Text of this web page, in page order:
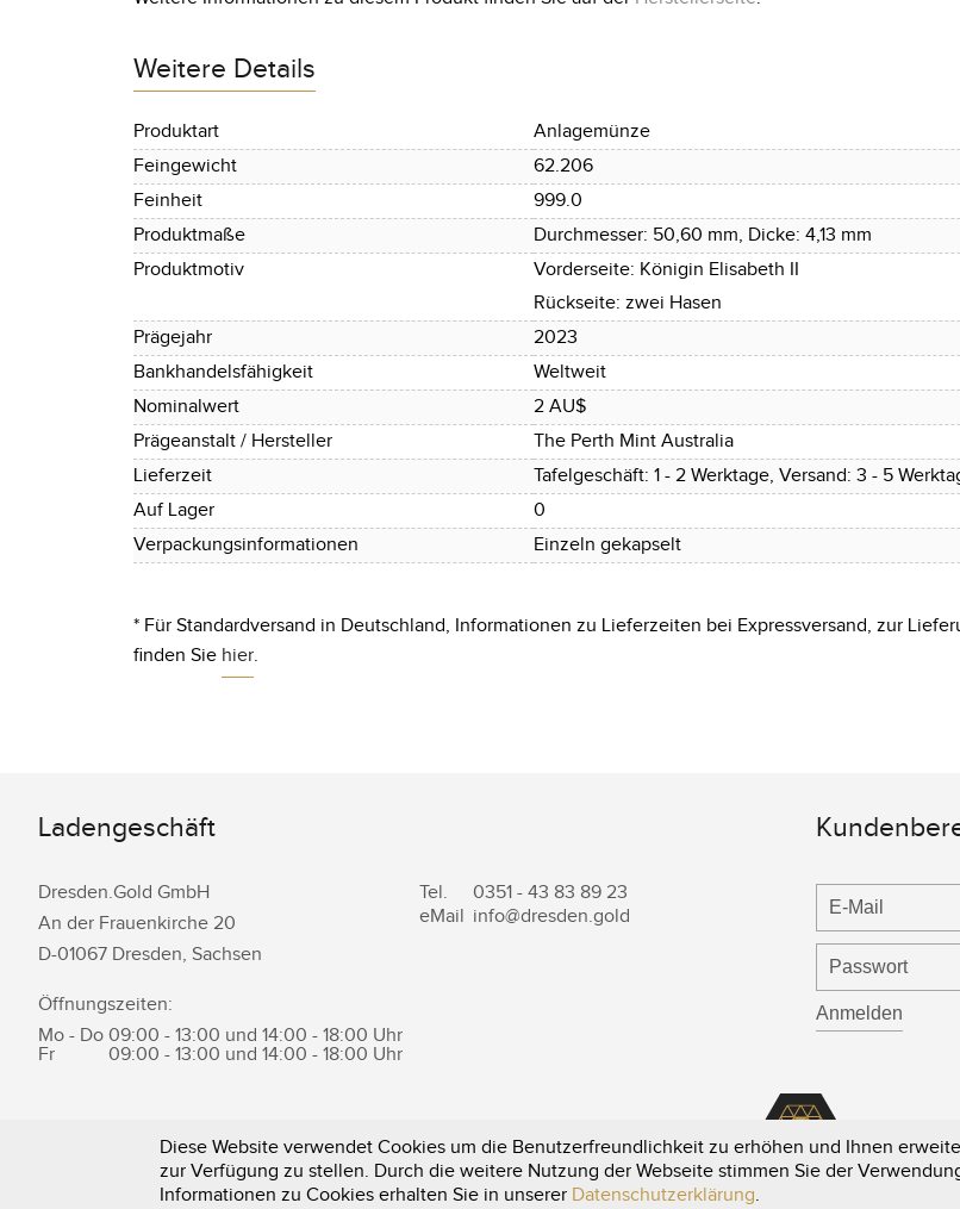
Weitere Details
Produktart
Anlagemünze
Feingewicht
62.206
Feinheit
999.0
Produktmaße
Durchmesser: 50,60 mm, Dicke: 4,13 mm
Produktmotiv
Vorderseite: Königin Elisabeth II
Rückseite: zwei Hasen
Prägejahr
2023
Bankhandelsfähigkeit
Weltweit
Nominalwert
2 AU$
Prägeanstalt / Hersteller
The Perth Mint Australia
Lieferzeit
Tafelgeschäft: 1 - 2 Werktage, Versand: 3 - 5
Auf Lager
0
Verpackungsinformationen
Einzeln gekapselt
* Für Standardversand in Deutschland, Informationen zu Lieferzeiten bei Expressversand, zur
finden Sie hier.
Ladengeschäft
Dresden.Gold GmbH
An der Frauenkirche 20
D-01067 Dresden, Sachsen
Öffnungszeiten:
Mo - Do 09:00 - 13:00 und 14:00 - 18:00 Uhr
Fr
09:00 - 13:00 und 14:00 - 18:00 Uhr
Tel. 0351 - 43 83 89 23
eMail info@dresden.gold
0351 - 43 83 89 23
Diese Website verwendet Cookies um die Benutzerfreundlichkeit zu erhöhen und Ihnen
zur Verfügung zu stellen. Durch die weitere Nutzung der Webseite stimmen Sie der
Informationen zu Cookies erhalten Sie in unserer Datenschutzerklärung.